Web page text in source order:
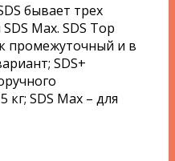
бывает трех
Max. SDS Top
промежуточный и в
SDS+
SDS Max – для